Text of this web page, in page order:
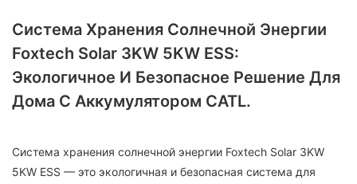
Система Хранения Солнечной Энергии
Foxtech Solar 3KW 5KW ESS:
Экологичное И Безопасное Решение Для
Дома С Аккумулятором CATL.
Система хранения солнечной энергии Foxtech Solar 3KW
5KW ESS — это экологичная и безопасная система для